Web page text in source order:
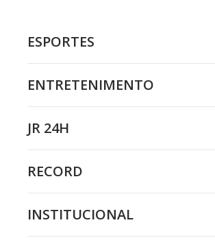
ESPORTES
ENTRETENIMENTO
JR 24H
RECORD
INSTITUCIONAL